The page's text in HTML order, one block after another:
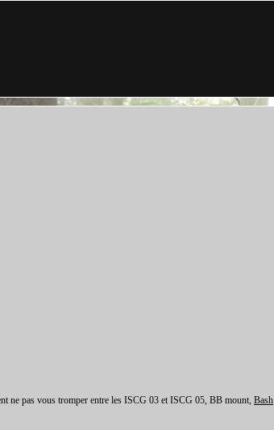
ne pas vous tromper entre les ISCG 03 et ISCG 05, BB mount, Bash